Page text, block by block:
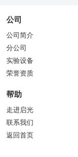
公司
公司简介
分公司
实验设备
荣誉资质
帮助
走进启光
联系我们
返回首页